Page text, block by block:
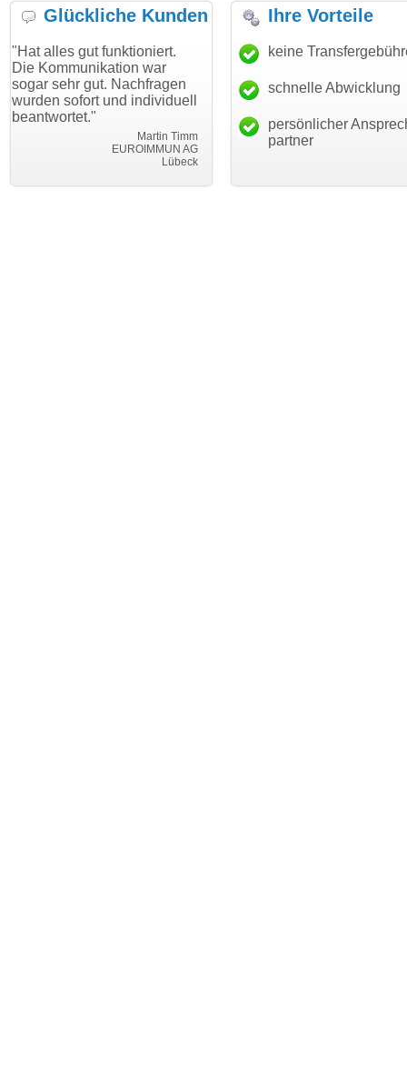
Glückliche Kunden
funktioniert.
war
Nachfragen
und individuell
EUROIMMUN AG
"Danke für den schnellen
Transfer und guten Service!"
Thomas Schäfer
i can eckert communication GmbH
"Ich bin
haben.
mein
Ihre Vorteile
keine
schnelle Abwicklung
persönlicher
partner